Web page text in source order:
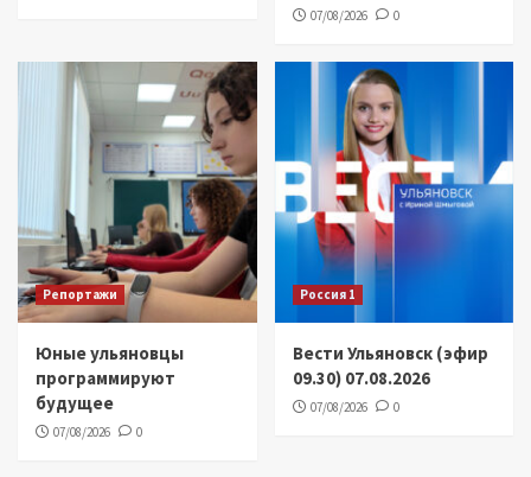
07/08/2026 0
Репортажи
Юные ульяновцы
программируют
будущее
07/08/2026 0
Россия 1
Вести Ульяновск (эфир
09.30) 07.08.2026
07/08/2026 0